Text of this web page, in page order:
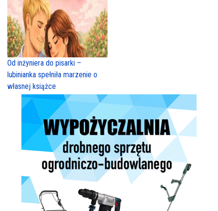
Od inżyniera do pisarki –
lubinianka spełniła marzenie o
własnej książce